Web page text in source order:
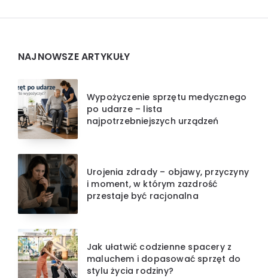
NAJNOWSZE ARTYKUŁY
Wypożyczenie sprzętu medycznego
po udarze – lista
najpotrzebniejszych urządzeń
Urojenia zdrady – objawy, przyczyny
i moment, w którym zazdrość
przestaje być racjonalna
Jak ułatwić codzienne spacery z
maluchem i dopasować sprzęt do
stylu życia rodziny?